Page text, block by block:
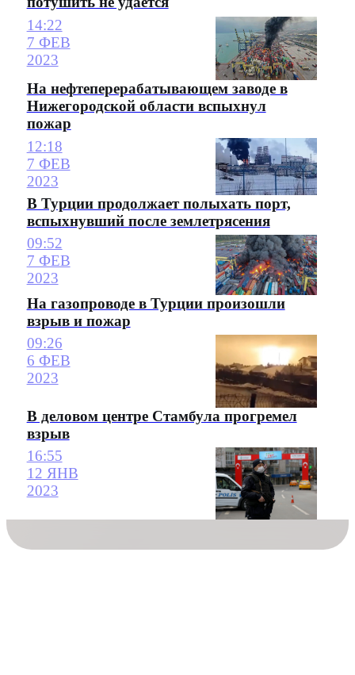
14:22
7 ФЕВ
2023
На нефтеперерабатывающем заводе в
Нижегородской области вспыхнул
пожар
12:18
7 ФЕВ
2023
В Турции продолжает полыхать порт,
вспыхнувший после землетрясения
09:52
7 ФЕВ
2023
На газопроводе в Турции произошли
взрыв и пожар
09:26
6 ФЕВ
2023
В деловом центре Стамбула прогремел
взрыв
16:55
12 ЯНВ
2023